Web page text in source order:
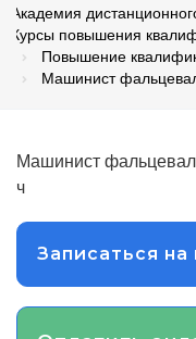
Академия
Курсы повышения
Повышение
Машинист
Машинист
ч
Записаться на